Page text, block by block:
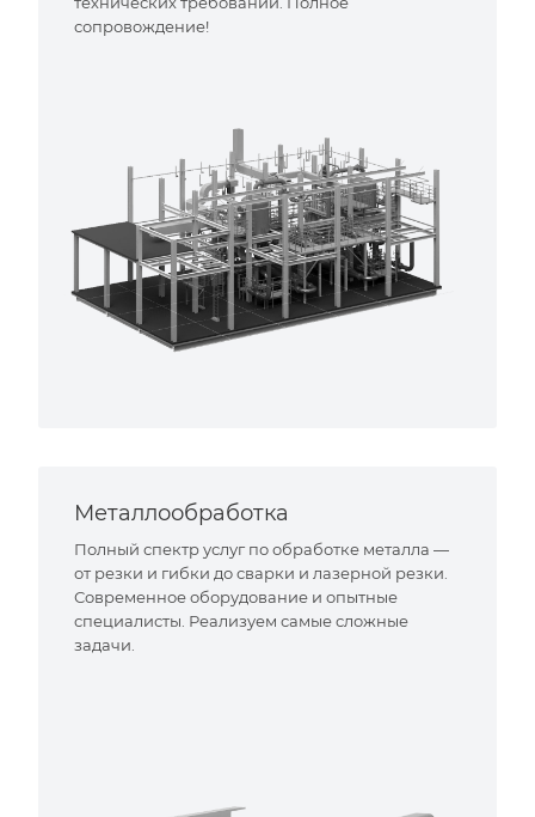
сопровождение!
Металлообработка
Полный спектр услуг по обработке металла —
от резки и гибки до сварки и лазерной резки.
Современное оборудование и опытные
специалисты. Реализуем самые сложные
задачи.